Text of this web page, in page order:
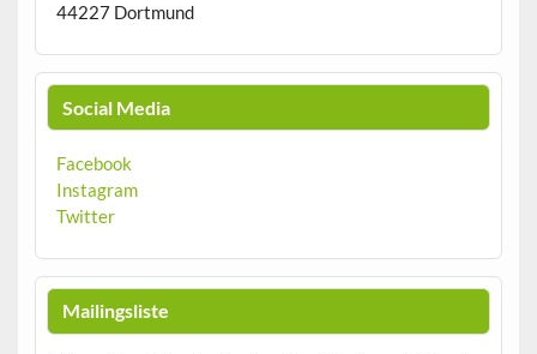
44227 Dortmund
Social Media
Facebook
Instagram
Twitter
Mailingsliste